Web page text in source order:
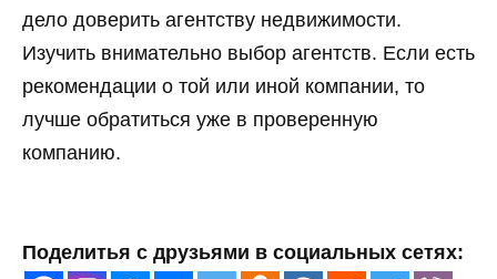
дело доверить агентству недвижимости.
Изучить внимательно выбор агентств. Если есть
рекомендации о той или иной компании, то
лучше обратиться уже в проверенную
компанию.
Поделитья с друзьями в социальных сетях: